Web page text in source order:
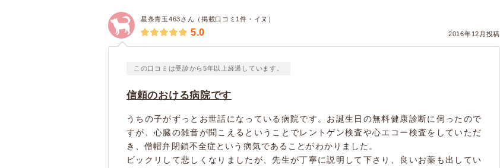
星条青玉463さん（掲載口コミ1件・イヌ）
2016年12月投稿
5.0
この口コミは受診から5年以上経過しています。
信頼のおける病院です
うちの子がずっとお世話になっている病院です。お誕生日の無料健康診断に伺ったので
すが、心臓の雑音が聞こえるということでレントゲン検査や心エコー検査をしていただ
き、僧帽弁閉鎖不全症という病気であることがわかりました。
ビックリして悲しくなりましたが、先生が丁寧に説明して下さり、良いお薬も出してい